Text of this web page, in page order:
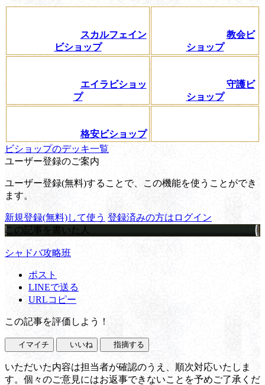
スカルフェイン
ビショップ
教会ビ
ショップ
エイラビショッ
プ
守護ビ
ショップ
格安ビショップ
ビショップのデッキ一覧
ユーザー登録のご案内
ユーザー登録(無料)することで、この機能を使うことができ
ます。
新規登録(無料)して使う 登録済みの方はログイン
この記事を書いた人
シャドバ攻略班
ポスト
LINEで送る
URLコピー
この記事を評価しよう！
イマイチ いいね 指摘する
いただいた内容は担当者が確認のうえ、順次対応いたしま
す。個々のご意見にはお返事できないことを予めご了承くだ